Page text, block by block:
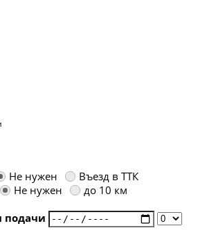
Не нужен
Въезд в ТТК
Не нужен
до 10 км
подачи